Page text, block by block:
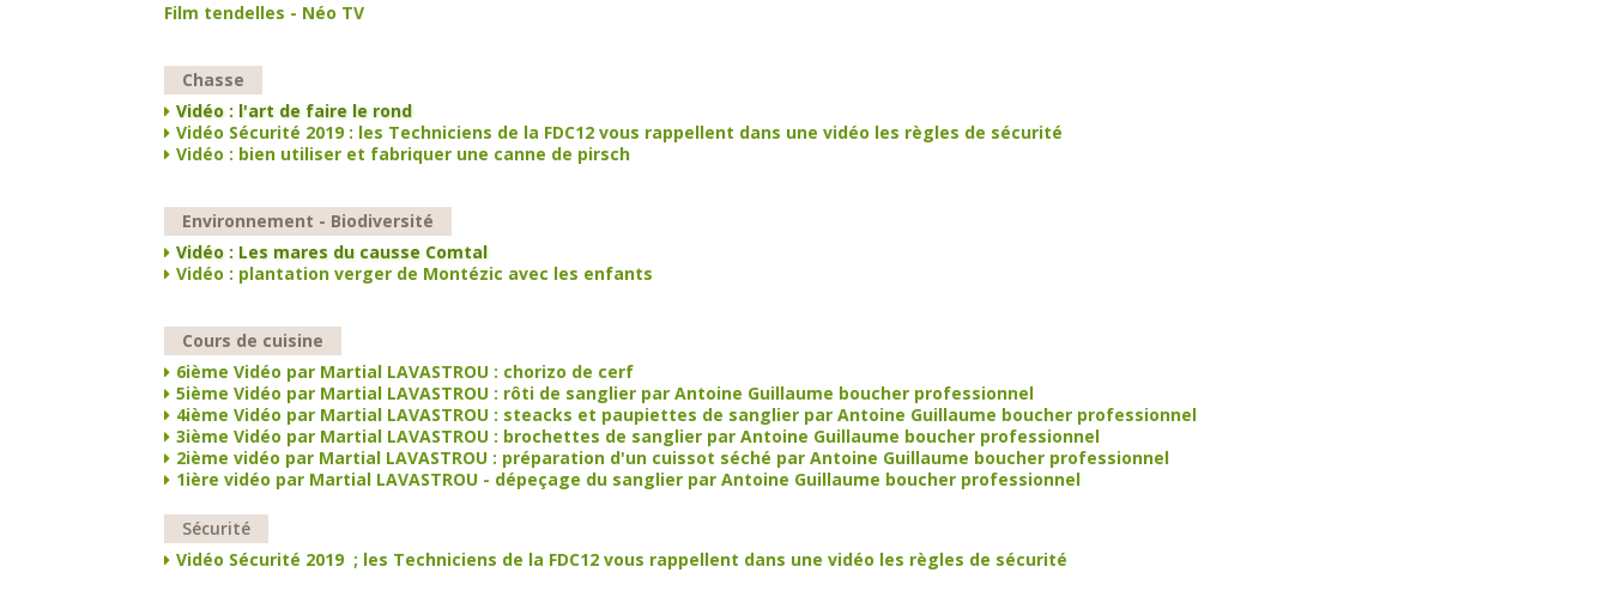
Film tendelles - Néo TV
Chasse
Vidéo : l'art de faire le rond
Vidéo Sécurité 2019 : les Techniciens de la FDC12 vous rappellent dans une vidéo les règles de sécurité
Vidéo : bien utiliser et fabriquer une canne de pirsch
Environnement - Biodiversité
Vidéo : Les mares du causse Comtal
Vidéo : plantation verger de Montézic avec les enfants
Cours de cuisine
6ième Vidéo par Martial LAVASTROU : chorizo de cerf
5ième Vidéo par Martial LAVASTROU : rôti de sanglier par Antoine Guillaume boucher professionnel
4ième Vidéo par Martial LAVASTROU : steacks et paupiettes de sanglier par Antoine Guillaume boucher professionnel
3ième Vidéo par Martial LAVASTROU : brochettes de sanglier par Antoine Guillaume boucher professionnel
2ième vidéo par Martial LAVASTROU : préparation d'un cuissot séché par Antoine Guillaume boucher professionnel
1ière vidéo par Martial LAVASTROU - dépeçage du sanglier par Antoine Guillaume boucher professionnel
Sécurité
Vidéo Sécurité 2019 ; les Techniciens de la FDC12 vous rappellent dans une vidéo les règles de sécurité